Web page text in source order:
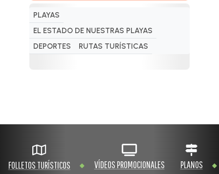
PLAYAS
EL ESTADO DE NUESTRAS PLAYAS
DEPORTES
RUTAS TURÍSTICAS
FOLLETOS TURÍSTICOS VÍDEOS PROMOCIONALES PLANOS